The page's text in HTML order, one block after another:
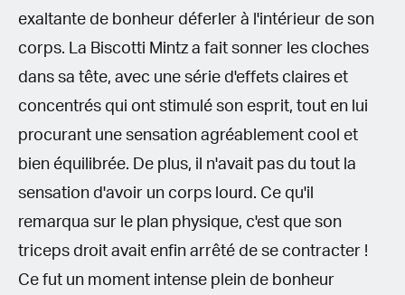
exaltante de bonheur déferler à l'intérieur de son
corps. La Biscotti Mintz a fait sonner les cloches
dans sa tête, avec une série d'effets claires et
concentrés qui ont stimulé son esprit, tout en lui
procurant une sensation agréablement cool et
bien équilibrée. De plus, il n'avait pas du tout la
sensation d'avoir un corps lourd. Ce qu'il
remarqua sur le plan physique, c'est que son
triceps droit avait enfin arrêté de se contracter !
Ce fut un moment intense plein de bonheur